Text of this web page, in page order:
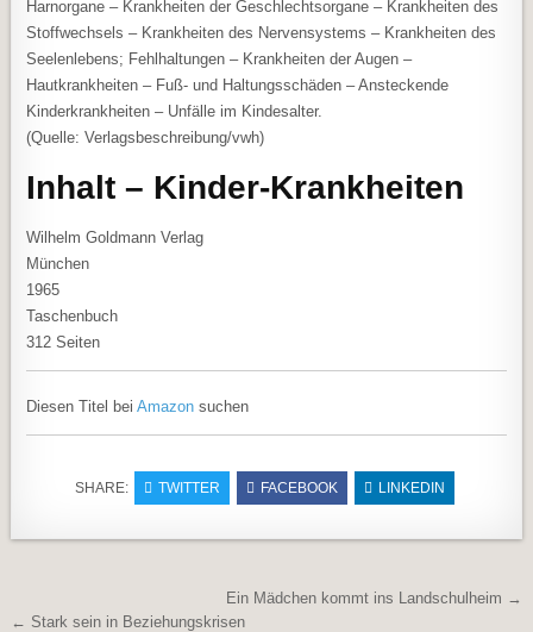
Harnorgane – Krankheiten der Geschlechtsorgane – Krankheiten des
Stoffwechsels – Krankheiten des Nervensystems – Krankheiten des
Seelenlebens; Fehlhaltungen – Krankheiten der Augen –
Hautkrankheiten – Fuß- und Haltungsschäden – Ansteckende
Kinderkrankheiten – Unfälle im Kindesalter.
(Quelle: Verlagsbeschreibung/vwh)
Inhalt – Kinder-Krankheiten
Wilhelm Goldmann Verlag
München
1965
Taschenbuch
312 Seiten
Diesen Titel beiAmazon suchen
SHARE: TWITTER FACEBOOK LINKEDIN
BeitragsnavigationEin Mädchen kommt ins Landschulheim →
← Stark sein in Beziehungskrisen